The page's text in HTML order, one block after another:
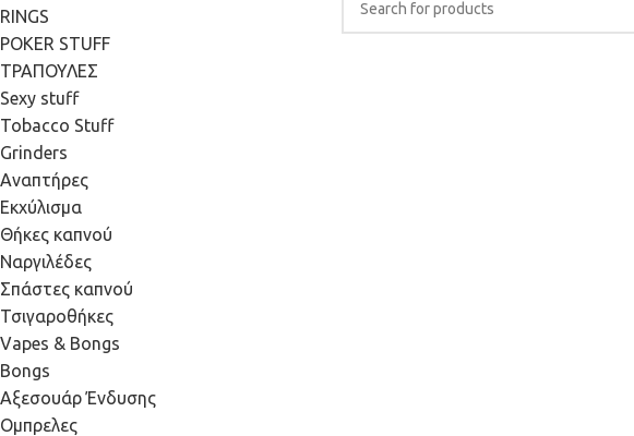
RINGS
POKER STUFF
ΤΡΑΠΟΥΛΕΣ
Sexy stuff
Tobacco Stuff
Grinders
Αναπτήρες
Εκχύλισμα
Θήκες καπνού
Ναργιλέδες
Σπάστες καπνού
Τσιγαροθήκες
Vapes & Bongs
Bongs
Αξεσουάρ Ένδυσης
Oμπρελες